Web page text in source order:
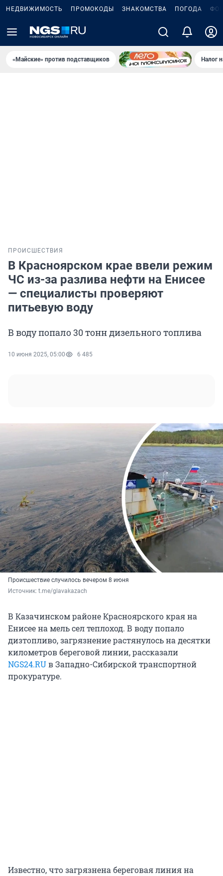
НЕДВИЖИМОСТЬ ПРОМОКОДЫ ЗНАКОМСТВА ПОГОДА
«Майские» против подставщиков Налог
ПРОИСШЕСТВИЯ
В Красноярском крае ввели режим
ЧС из-за разлива нефти на Енисее
— специалисты проверяют
питьевую воду
В воду попало 30 тонн дизельного топлива
10 июня 2025, 05:00 6 485
Происшествие случилось вечером 8 июня
Источник: t.me/glavakazach
В Казачинском районе Красноярского края на
Енисее на мель сел теплоход. В воду попало
дизтопливо, загрязнение растянулось на десятки
километров береговой линии, рассказали
NGS24.RUв Западно-Сибирской транспортной
прокуратуре.
Известно, что загрязнена береговая линия на